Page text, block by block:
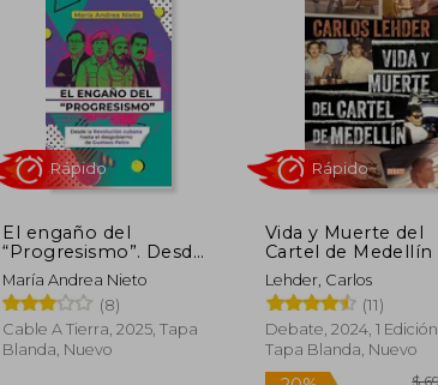
45%
dcto.
45%
dcto.
El engaño del
“Progresismo”. Desde
la Revolución cubana
hasta el desgobierno
de Gustavo Petro
María Andrea Nieto
(8)
Cable A Tierra, 2025, Tapa
Blanda, Nuevo
Vida y Muerte del
Cartel de Medellín
Lehder, Carlos
(11)
Debate, 2024, 1 Edición,
Tapa Blanda, Nuevo